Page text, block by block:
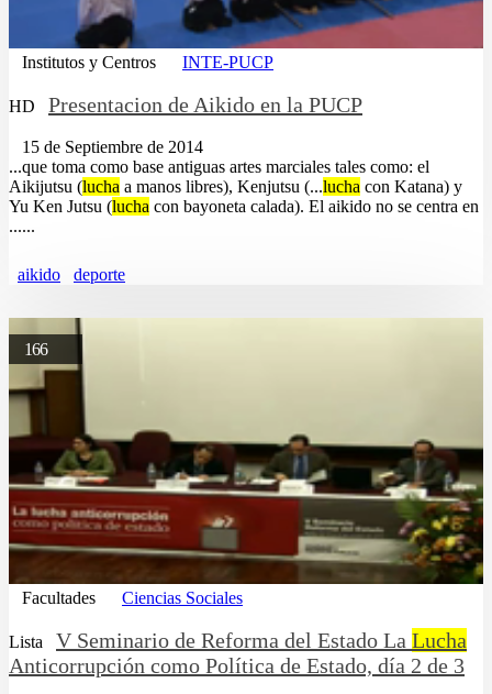
Institutos y Centros INTE-PUCP
HD Presentacion de Aikido en la PUCP
15 de Septiembre de 2014
...que toma como base antiguas artes marciales tales como: el
Aikijutsu (lucha a manos libres), Kenjutsu (...lucha con Katana) y
Yu Ken Jutsu (lucha con bayoneta calada). El aikido no se centra en
......
aikido deporte
166
Facultades Ciencias Sociales
Lista V Seminario de Reforma del Estado La Lucha
Anticorrupción como Política de Estado, día 2 de 3